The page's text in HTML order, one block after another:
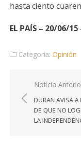
hasta ciento
EL PAÍS – 20/06/15
Categoría: Opinión
de
entradas
Noticia
DURAN AVISA A
DE QUE NO
LA